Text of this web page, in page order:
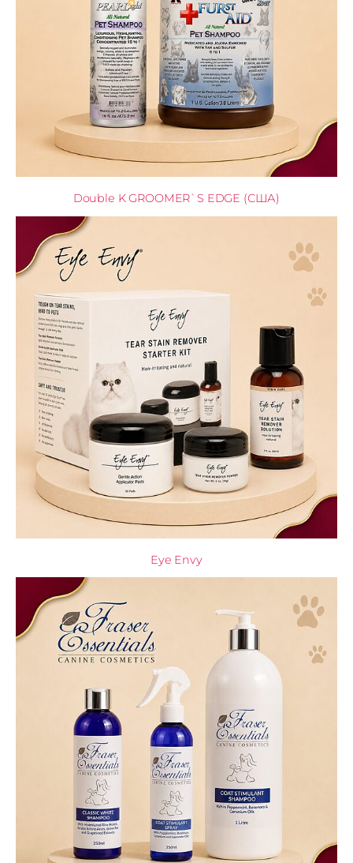
Double K GROOMER`S EDGE (США)
Eye Envy